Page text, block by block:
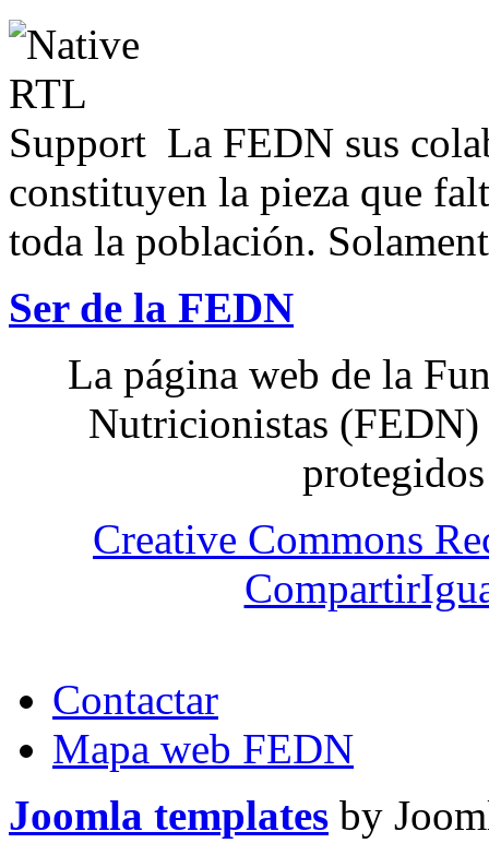
La FEDN sus
constituyen la pieza que
toda la población.
Ser de la FEDN
La página web de la
Nutricionistas (FEDN)
Creative Commons
Contactar
Mapa web FEDN
Joomla templates by